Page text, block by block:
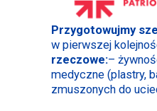
Przygotowujmy
w pierwszej
rzeczowe:–
medyczne (plastry,
zmuszonych do